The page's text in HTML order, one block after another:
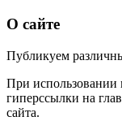
О сайте
Публикуем
При использовании
гиперссылки на
сайта.